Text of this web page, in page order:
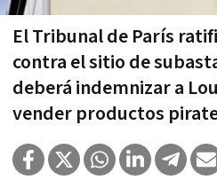
El Tribunal de Parí­s
contra el sitio de
deberá indemnizar a
vender productos